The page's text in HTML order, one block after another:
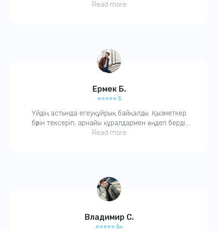
обработку. Через пару дней — всё исчезло! Очень
Read more
Ермек Б.
⭐️⭐️⭐️⭐️⭐️ 5
Үйдің астында егеуқұйрық байқалды. Қызметкер
бәрін тексеріп, арнайы құралдармен өңдеп берді.
Қазір тыныш. Компанияға сенім бар.
Read more
Владимир С.
⭐️⭐️⭐️⭐️⭐️ 5+